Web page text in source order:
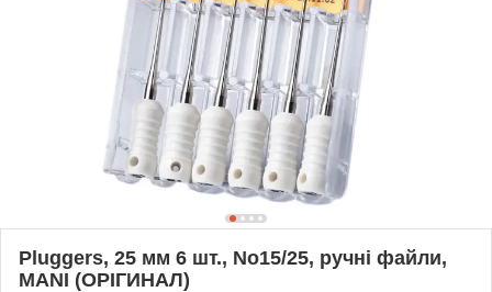
Pluggers, 25 мм 6 шт., No15/25, ручні файли,
MANI (ОРІГИНАЛ)